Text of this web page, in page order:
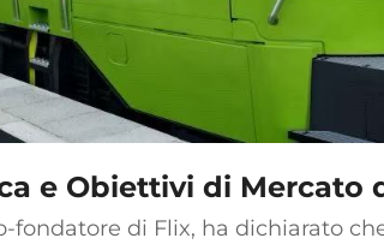
e Obiettivi di Mercato
fondatore di Flix, ha dichiarato